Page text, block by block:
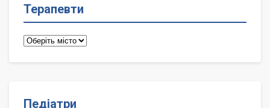
Терапевти
Терапевти
Педіатри